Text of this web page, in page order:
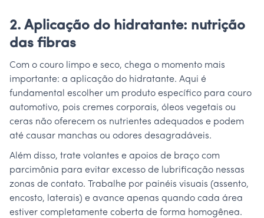
2. Aplicação do hidratante: nutrição
das fibras
Com o couro limpo e seco, chega o momento mais
importante: a aplicação do hidratante. Aqui é
fundamental escolher um produto específico para couro
automotivo, pois cremes corporais, óleos vegetais ou
ceras não oferecem os nutrientes adequados e podem
até causar manchas ou odores desagradáveis.
Além disso, trate volantes e apoios de braço com
parcimônia para evitar excesso de lubrificação nessas
zonas de contato. Trabalhe por painéis visuais (assento,
encosto, laterais) e avance apenas quando cada área
estiver completamente coberta de forma homogênea.